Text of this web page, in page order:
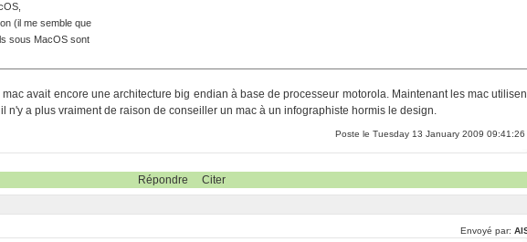
(il me semble que
sous MacOS sont
avait encore une architecture big endian à base de processeur motorola. Maintenant les mac
n'y a plus vraiment de raison de conseiller un mac à un infographiste hormis le design.
Poste le Tuesday 13 January 2009 09:41:26
Répondre Citer
Envoyé par: